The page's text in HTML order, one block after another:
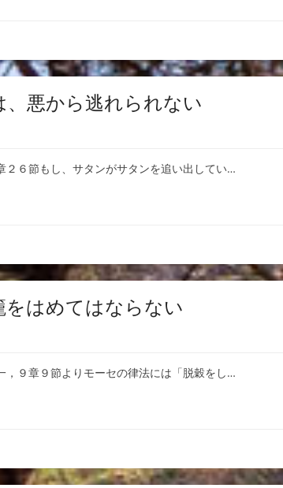
悪から逃れられない
２６節もし、サタンがサタンを追い出してい…
はめてはならない
，９章９節よりモーセの律法には「脱穀をし…